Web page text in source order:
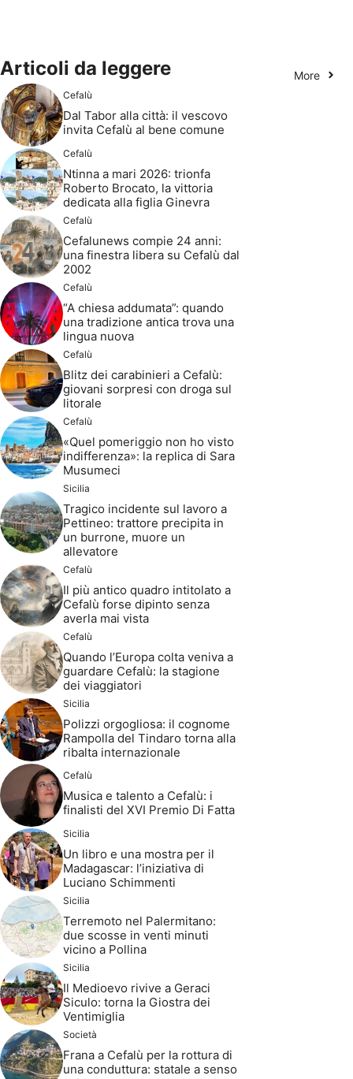
Articoli da leggere More
Cefalù
Dal Tabor alla città: il vescovo
invita Cefalù al bene comune
Cefalù
Ntinna a mari 2026: trionfa
Roberto Brocato, la vittoria
dedicata alla figlia Ginevra
Cefalù
Cefalunews compie 24 anni:
una finestra libera su Cefalù dal
2002
Cefalù
“A chiesa addumata”: quando
una tradizione antica trova una
lingua nuova
Cefalù
Blitz dei carabinieri a Cefalù:
giovani sorpresi con droga sul
litorale
Cefalù
«Quel pomeriggio non ho visto
indifferenza»: la replica di Sara
Musumeci
Sicilia
Tragico incidente sul lavoro a
Pettineo: trattore precipita in
un burrone, muore un
allevatore
Cefalù
Il più antico quadro intitolato a
Cefalù forse dipinto senza
averla mai vista
Cefalù
Quando l’Europa colta veniva a
guardare Cefalù: la stagione
dei viaggiatori
Sicilia
Polizzi orgogliosa: il cognome
Rampolla del Tindaro torna alla
ribalta internazionale
Cefalù
Musica e talento a Cefalù: i
finalisti del XVI Premio Di Fatta
Sicilia
Un libro e una mostra per il
Madagascar: l’iniziativa di
Luciano Schimmenti
Sicilia
Terremoto nel Palermitano:
due scosse in venti minuti
vicino a Pollina
Sicilia
Il Medioevo rivive a Geraci
Siculo: torna la Giostra dei
Ventimiglia
Società
Frana a Cefalù per la rottura di
una conduttura: statale a senso